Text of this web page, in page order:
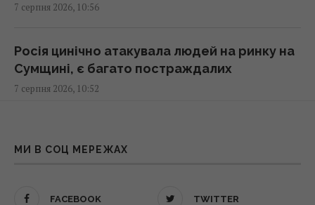
Facebook, дрон і самокат у XVII столітті:
козака Виговського", які випередили час
11:24 п'ятниця, 07 серпня 2026
11:20 п'ятниця, 07 серпня 2026
Загроза для України: журналісти створили
7 серпня 2026, 10:56
Росія цинічно атакувала людей на ринку на
Сумщині, є багато постраждалих
7 серпня 2026, 10:52
знаків зодіаку посміхнеться рідкісна удача
МИ В СОЦ МЕРЕЖАХ
FACEBOOK TWITTER